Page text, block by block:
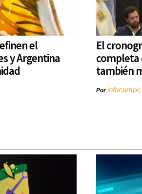
el
y Argentina
El
completa
también
Porinfocampo